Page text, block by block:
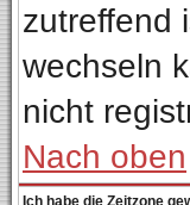
zutreffend
wechseln
nicht
Nach oben
Ich habe die Zeitzone